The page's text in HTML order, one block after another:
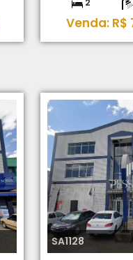
Venda: R$
SA1128